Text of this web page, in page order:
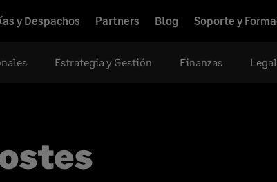
y Despachos Partners Blog Soporte y
Estrategia y Gestión Finanzas Legal